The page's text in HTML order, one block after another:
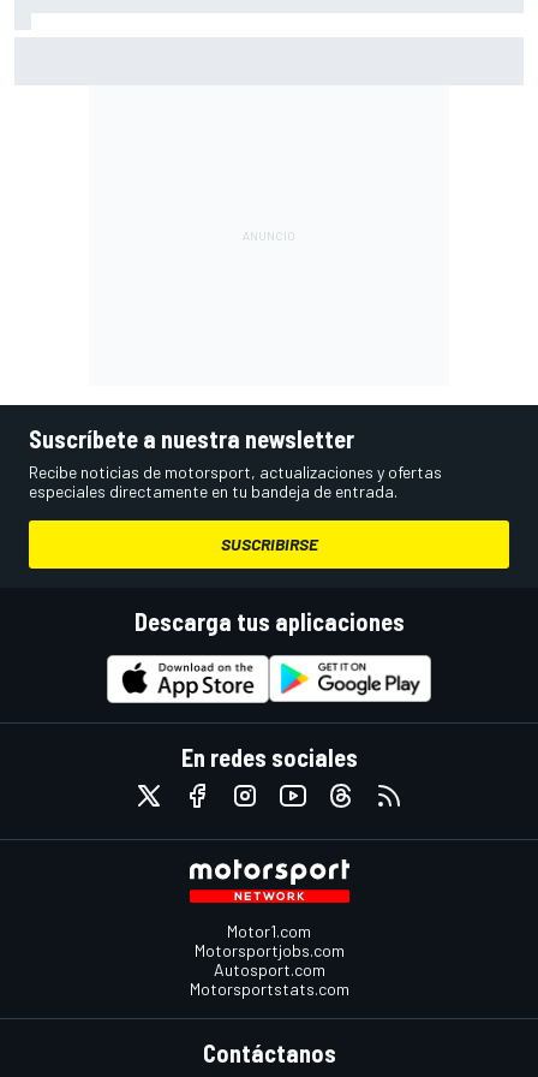
Suscríbete a nuestra newsletter
Recibe noticias de motorsport, actualizaciones y ofertas
especiales directamente en tu bandeja de entrada.
SUSCRIBIRSE
Descarga tus aplicaciones
En redes sociales
Motor1.com
Motorsportjobs.com
Autosport.com
Motorsportstats.com
Contáctanos